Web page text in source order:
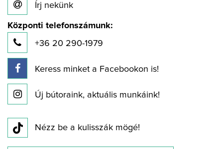
Írj nekünk
Központi telefonszámunk:
+36 20 290-1979
Keress minket a Facebookon is!
Új bútoraink, aktuális munkáink!
Nézz be a kulisszák mögé!